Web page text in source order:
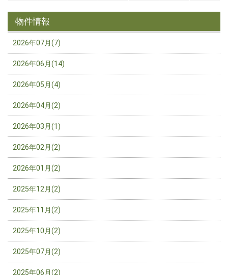
物件情報
2026年07月(7)
2026年06月(14)
2026年05月(4)
2026年04月(2)
2026年03月(1)
2026年02月(2)
2026年01月(2)
2025年12月(2)
2025年11月(2)
2025年10月(2)
2025年07月(2)
2025年06月(2)